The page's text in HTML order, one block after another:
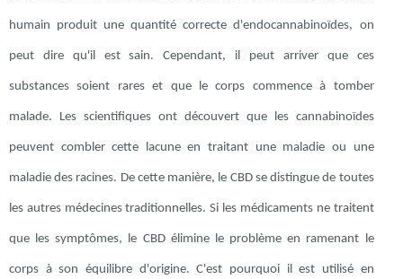
humain produit une quantité correcte d'endocannabinoïdes, on
peut dire qu'il est sain. Cependant, il peut arriver que ces
substances soient rares et que le corps commence à tomber
malade. Les scientifiques ont découvert que les cannabinoïdes
peuvent combler cette lacune en traitant une maladie ou une
maladie des racines. De cette manière, le CBD se distingue de toutes
les autres médecines traditionnelles. Si les médicaments ne traitent
que les symptômes, le CBD élimine le problème en ramenant le
corps à son équilibre d'origine. C'est pourquoi il est utilisé en